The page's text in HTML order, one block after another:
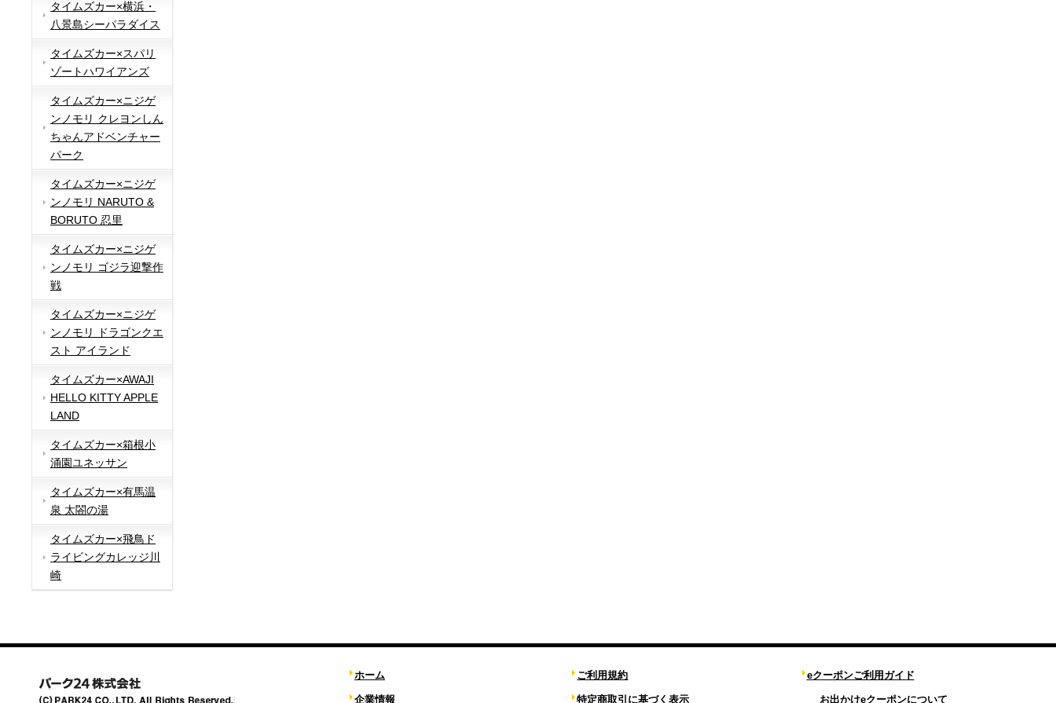
タイムズカー×横浜・
八景島シーパラダイス
タイムズカー×スパリ
ゾートハワイアンズ
タイムズカー×ニジゲ
ンノモリ クレヨンしん
ちゃんアドベンチャー
パーク
タイムズカー×ニジゲ
ンノモリ NARUTO &
BORUTO 忍里
タイムズカー×ニジゲ
ンノモリ ゴジラ迎撃作
戦
タイムズカー×ニジゲ
ンノモリ ドラゴンクエ
スト アイランド
タイムズカー×AWAJI
HELLO KITTY APPLE
LAND
タイムズカー×箱根小
涌園ユネッサン
タイムズカー×有馬温
泉 太閤の湯
タイムズカー×飛鳥ド
ライビングカレッジ川
崎
ホーム
企業情報
ご利用規約
特定商取引に基づく表示
eクーポンご利用ガイド
お出かけeクーポンについて